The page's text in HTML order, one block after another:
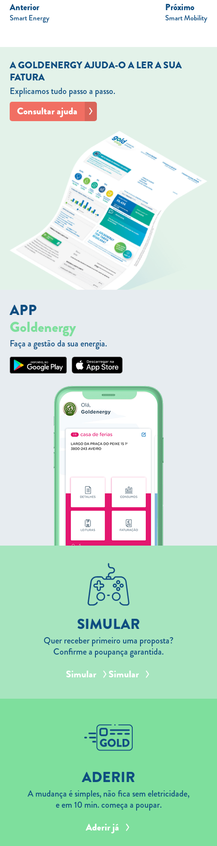
Anterior
Smart Energy
Próximo
Smart Mobility
A GOLDENERGY AJUDA-O A LER A SUA
FATURA
Explicamos tudo passo a passo.
Consultar ajuda
APP
Goldenergy
Faça a gestão da sua energia.
SIMULAR
Quer receber primeiro uma proposta?
Confirme a poupança garantida.
Simular Simular
ADERIR
A mudança é simples, não fica sem eletricidade,
e em 10 min. começa a poupar.
Aderir já